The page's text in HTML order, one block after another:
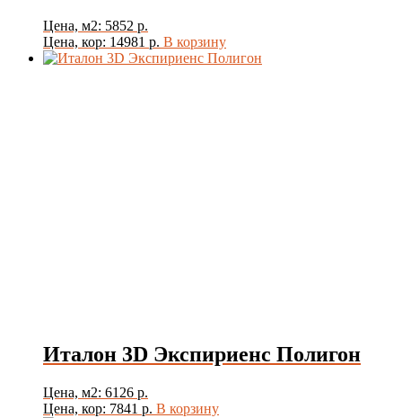
Цена, м2: 5852 р.
Цена, кор: 14981 р. В корзину
Италон 3D Экспириенс Полигон
Цена, м2: 6126 р.
Цена, кор: 7841 р. В корзину